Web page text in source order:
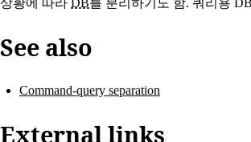
See also
Command-query separation
External links